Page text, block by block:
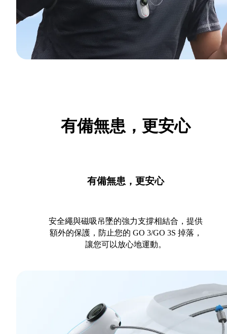
有備無患，更安心
有備無患，更安心
安全繩與磁吸吊墜的強力支撐相結合，提供
額外的保護，防止您的 GO 3/GO 3S 掉落，
讓您可以放心地運動。